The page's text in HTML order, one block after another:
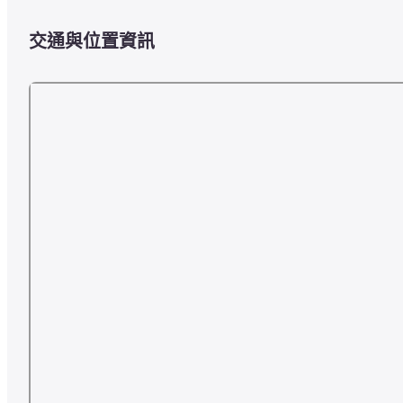
交通與位置資訊